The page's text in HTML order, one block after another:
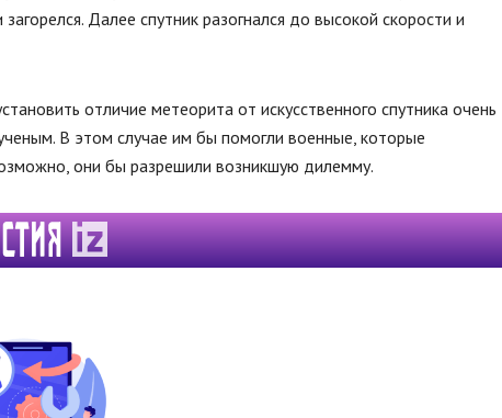
Далее спутник разогнался до высокой скорости и
отличие метеорита от искусственного спутника очень
В этом случае им бы помогли военные, которые
они бы разрешили возникшую дилемму.